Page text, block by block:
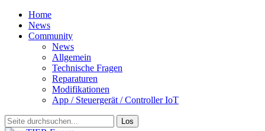
Home
News
Community
News
Allgemein
Technische Fragen
Reparaturen
Modifikationen
App / Steuergerät / Controller IoT